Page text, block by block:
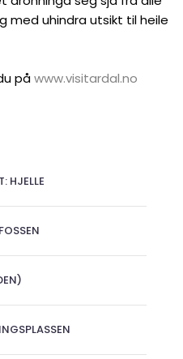
med uhindra utsikt til heile
påwww.visitardal.no
HJELLE